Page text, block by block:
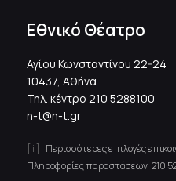
Εθνικό Θέατρο
Αγίου Κωνσταντίνου 22-24
10437, Αθήνα
Τηλ. κέντρο 210 5288100
n-t@n-t.gr
Περισσότερες επιλογές
Πληροφορίες παραστάσεων:210